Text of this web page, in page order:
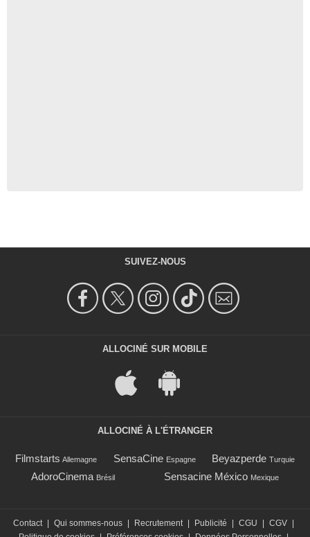
SUIVEZ-NOUS
ALLOCINÉ SUR MOBILE
ALLOCINÉ À L'ÉTRANGER
Filmstarts Allemagne SensaCine Espagne Beyazperde Turquie
AdoroCinema Brésil Sensacine México Mexique
Contact Qui sommes-nous Recrutement Publicité CGU CGV